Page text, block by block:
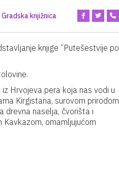
Gradska knjižnica
knjige “Putešestvije po
iz Hrvojeva pera koja nas vodi u
Kirgistana, surovom prirodom
drevna naselja, čvorišta i
omamljujućom